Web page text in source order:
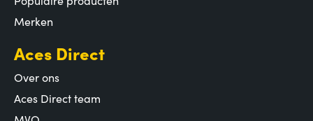
Merken
Aces Direct
Over ons
Aces Direct team